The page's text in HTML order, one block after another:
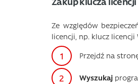
Ze względów
licencji, np. klucz licencji
Przejdź na
Wyszukaj